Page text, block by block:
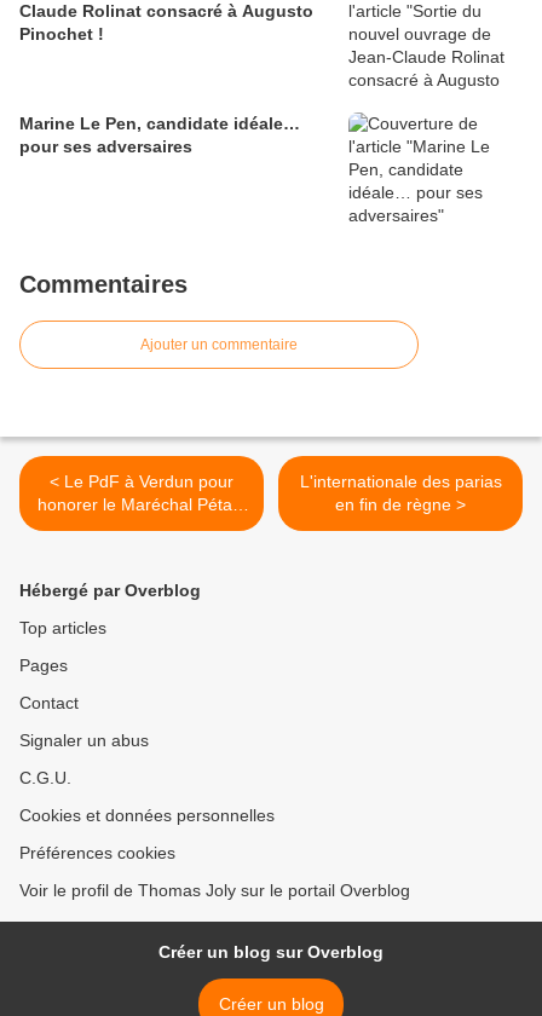
Claude Rolinat consacré à Augusto
Pinochet !
Marine Le Pen, candidate idéale…
pour ses adversaires
Commentaires
Ajouter un commentaire
< Le PdF à Verdun pour
honorer le Maréchal Pétain
!
L'internationale des parias
en fin de règne >
Hébergé par Overblog
Top articles
Pages
Contact
Signaler un abus
C.G.U.
Cookies et données personnelles
Préférences cookies
Voir le profil de Thomas Joly sur le portail Overblog
Créer un blog sur Overblog
Créer un blog